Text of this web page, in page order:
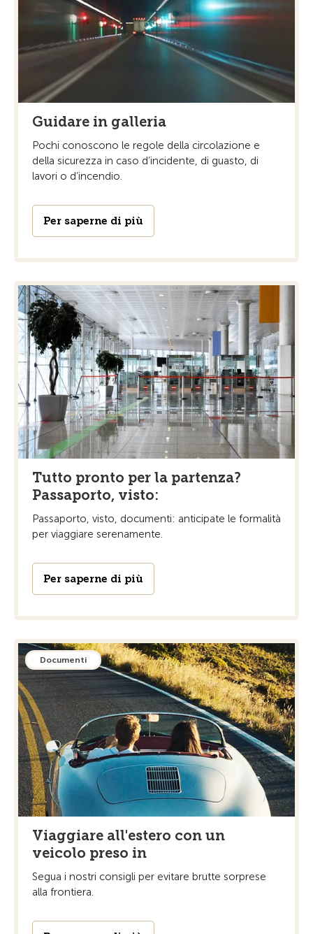
Guidare in galleria
Pochi conoscono le regole della circolazione e
della sicurezza in caso d’incidente, di guasto, di
lavori o d’incendio.
Per saperne di più
Tutto pronto per la partenza?
Passaporto, visto:
Passaporto, visto, documenti: anticipate le formalità
per viaggiare serenamente.
Per saperne di più
Documenti
Viaggiare all'estero con un
veicolo preso in
Segua i nostri consigli per evitare brutte sorprese
alla frontiera.